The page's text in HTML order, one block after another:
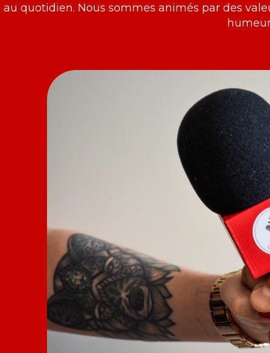
quotidien. Nous sommes animés par des